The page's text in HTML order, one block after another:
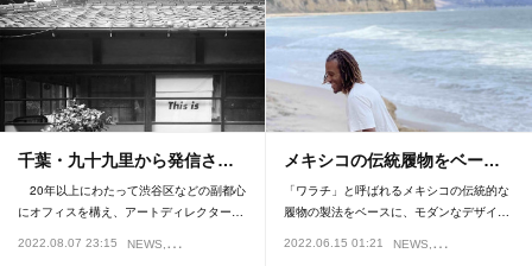
千葉・九十九里から発信さ…
20年以上にわたって渋谷区などの副都心
にオフィスを構え、アートディレクター…
2022.08.07 23:15 NEWS REVIEW
メキシコの伝統履物をベー…
「ワラチ」と呼ばれるメキシコの伝統的な
履物の製法をベースに、モダンなデザイ…
2022.06.15 01:21 NEWS REVIEW